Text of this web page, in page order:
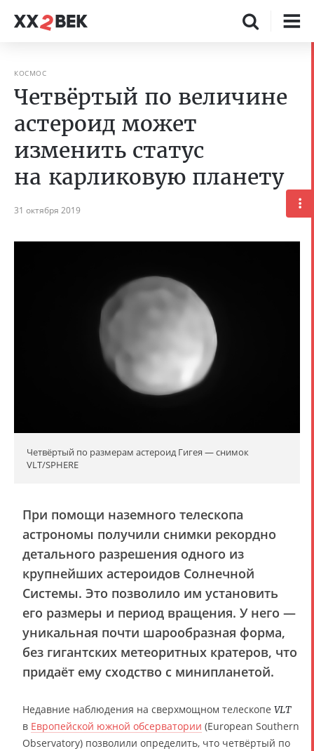
КОСМОС
Четвёртый по величине
астероид может
изменить статус
на карликовую планету
31 октября 2019
Четвёртый по размерам астероид Гигея — снимок
VLT/SPHERE
При помощи наземного телескопа
астрономы получили снимки рекордно
детального разрешения одного из
крупнейших астероидов Солнечной
Системы. Это позволило им установить
его размеры и период вращения. У него —
уникальная почти шарообразная форма,
без гигантских метеоритных кратеров, что
придаёт ему сходство с минипланетой.
Недавние наблюдения на сверхмощном телескопе VLT
в Европейской южной обсерватории (European Southern
Observatory) позволили определить, что четвёртый по